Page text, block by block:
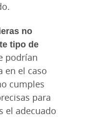
no
tipo de
podrían
en el caso
cumples
para
el adecuado